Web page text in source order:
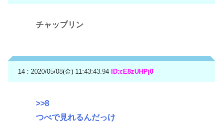
チャップリン
14 : 2020/05/08(金) 11:43:43.94 ID:cE8zUHPj0
>>8
つべで見れるんだっけ